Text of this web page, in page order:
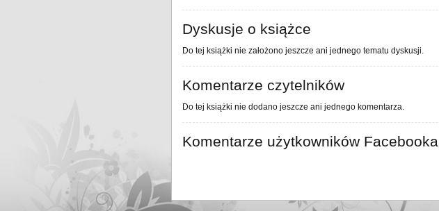
Dyskusje o książce
Do tej książki nie założono jeszcze ani jednego tematu dyskusji.
Komentarze czytelników
Do tej książki nie dodano jeszcze ani jednego komentarza.
Komentarze użytkowników Facebooka